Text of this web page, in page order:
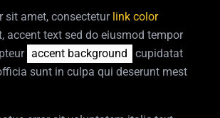
sit amet, consectetur link color
accent text sed do eiusmod tempor
accent background
cupidatat
sunt in culpa qui deserunt mest